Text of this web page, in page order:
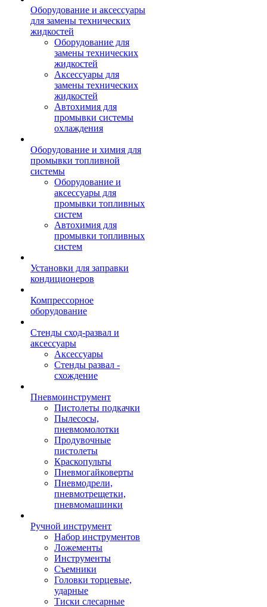
Оборудование и аксессуары
для замены технических
жидкостей
Оборудование для
замены технических
жидкостей
Аксессуары для
замены технических
жидкостей
Автохимия для
промывки системы
охлаждения
Оборудование и химия для
промывки топливной
системы
Оборудование и
аксессуары для
промывки топливных
систем
Автохимия для
промывки топливных
систем
Установки для заправки
кондиционеров
Компрессорное
оборудование
Стенды сход-развал и
аксессуары
Аксессуары
Стенды развал -
схождение
Пневмоинструмент
Пистолеты подкачки
Пылесосы,
пневмомолотки
Продувочные
пистолеты
Краскопульты
Пневмогайковерты
Пневмодрели,
пневмотрещетки,
пневмомашинки
Ручной инструмент
Набор инструментов
Ложементы
Инструменты
Съемники
Головки торцевые,
ударные
Тиски слесарные